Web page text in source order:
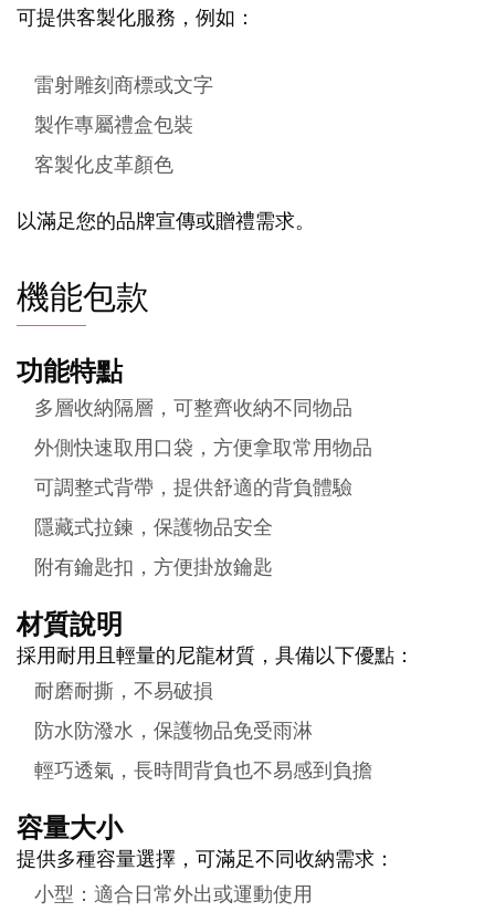
可提供客製化服務，例如：
雷射雕刻商標或文字
製作專屬禮盒包裝
客製化皮革顏色
以滿足您的品牌宣傳或贈禮需求。
機能包款
功能特點
多層收納隔層，可整齊收納不同物品
外側快速取用口袋，方便拿取常用物品
可調整式背帶，提供舒適的背負體驗
隱藏式拉鍊，保護物品安全
附有鑰匙扣，方便掛放鑰匙
材質說明
採用耐用且輕量的尼龍材質，具備以下優點：
耐磨耐撕，不易破損
防水防潑水，保護物品免受雨淋
輕巧透氣，長時間背負也不易感到負擔
容量大小
提供多種容量選擇，可滿足不同收納需求：
小型：適合日常外出或運動使用